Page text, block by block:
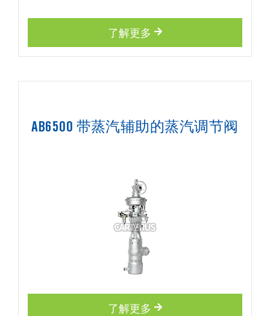
了解更多
AB6500 带蒸汽辅助的蒸汽调节阀
了解更多